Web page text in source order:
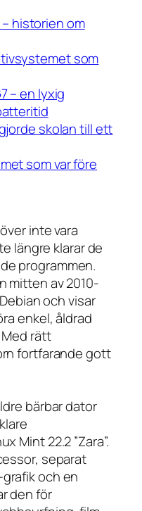
historien om
som
– en lyxig
skolan till ett
som var före
inte vara
längre klarar de
programmen.
mitten av 2010-
och visar
enkel, åldrad
rätt
fortfarande gott
bärbar dator
Mint 22.2 ”Zara”.
separat
grafik och en
den för